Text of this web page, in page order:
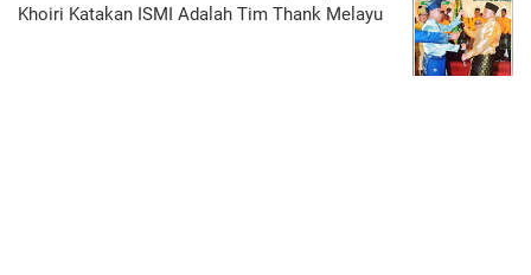
Khoiri Katakan ISMI Adalah Tim Thank Melayu